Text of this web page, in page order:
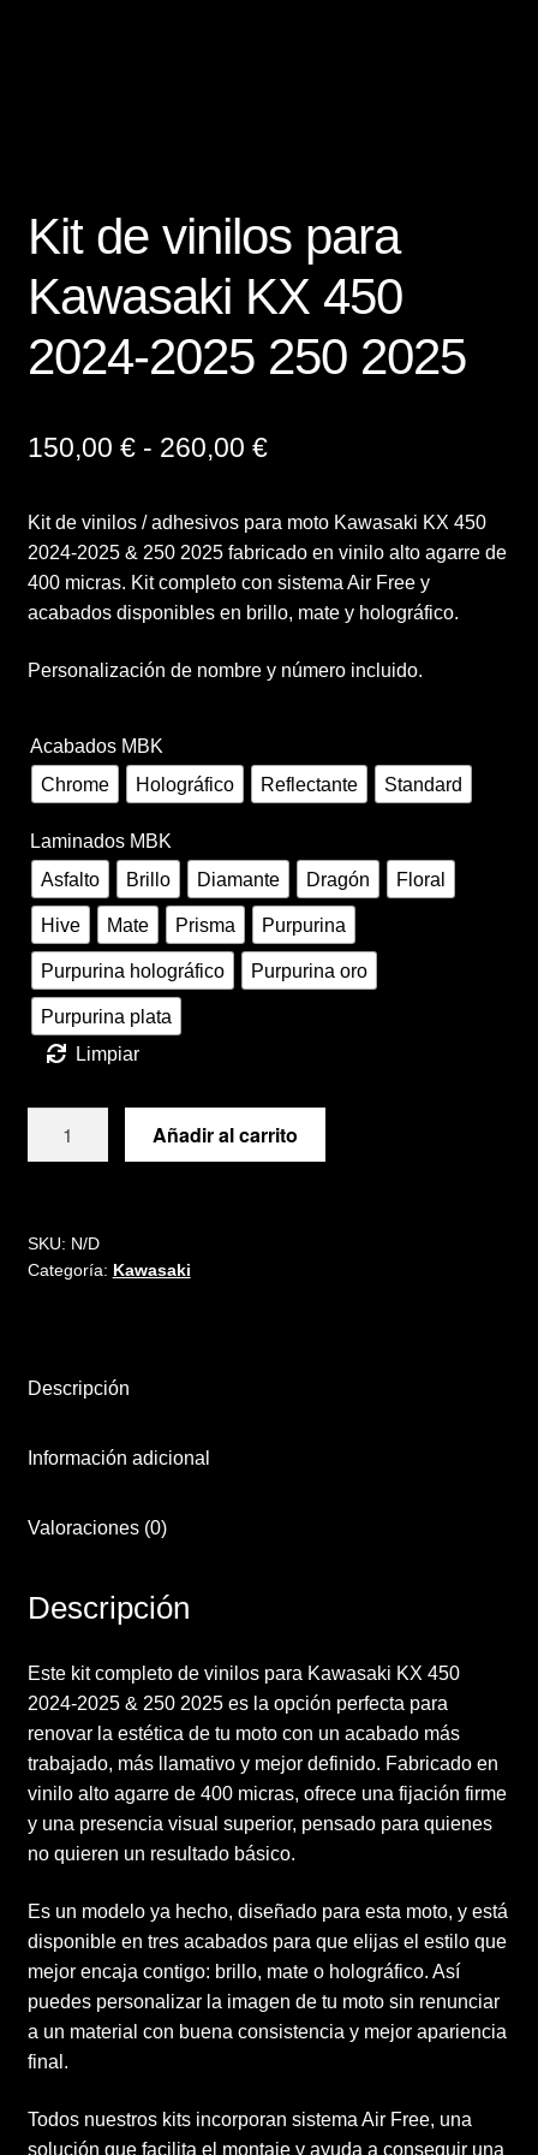
Presupuesto ropa laboral personalizada
Productos
Regalos
Ropa
Términos y condiciones de venta
Kit de vinilos para
Kawasaki KX 450
2024-2025 250 2025
150,00 € - 260,00 €Rango
precios:
desde
150,00 €
hasta
Kit de vinilos / adhesivos para moto Kawasaki KX 450
2024-2025 & 250 2025 fabricado en vinilo alto agarre de
400 micras. Kit completo con sistema Air Free y
acabados disponibles en brillo, mate y holográfico.
Personalización de nombre y número incluido.
Acabados MBK
Chrome
Holográfico Reflectante Standard
Laminados MBK
Asfalto
Brillo Diamante Dragón Floral
Hive Mate Prisma Purpurina
Purpurina holográfico Purpurina oro
Purpurina plata
Limpiar
Kawasaki
KX
250
cantidad
Añadir al carrito
SKU: N/D
Categoría: Kawasaki
Descripción
Información adicional
Valoraciones (0)
Descripción
Este kit completo de vinilos para Kawasaki KX 450
2024-2025 & 250 2025 es la opción perfecta para
renovar la estética de tu moto con un acabado más
trabajado, más llamativo y mejor definido. Fabricado en
vinilo alto agarre de 400 micras, ofrece una fijación firme
y una presencia visual superior, pensado para quienes
no quieren un resultado básico.
Es un modelo ya hecho, diseñado para esta moto, y está
disponible en tres acabados para que elijas el estilo que
mejor encaja contigo: brillo, mate o holográfico. Así
puedes personalizar la imagen de tu moto sin renunciar
a un material con buena consistencia y mejor apariencia
final.
Todos nuestros kits incorporan sistema Air Free, una
solución que facilita el montaje y ayuda a conseguir una